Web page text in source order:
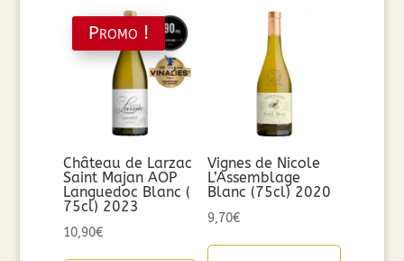
Promo !
Château de Larzac
Saint Majan AOP
Languedoc Blanc (
75cl) 2023
10,90€
Vignes de Nicole
L’Assemblage
Blanc (75cl) 2020
9,70€